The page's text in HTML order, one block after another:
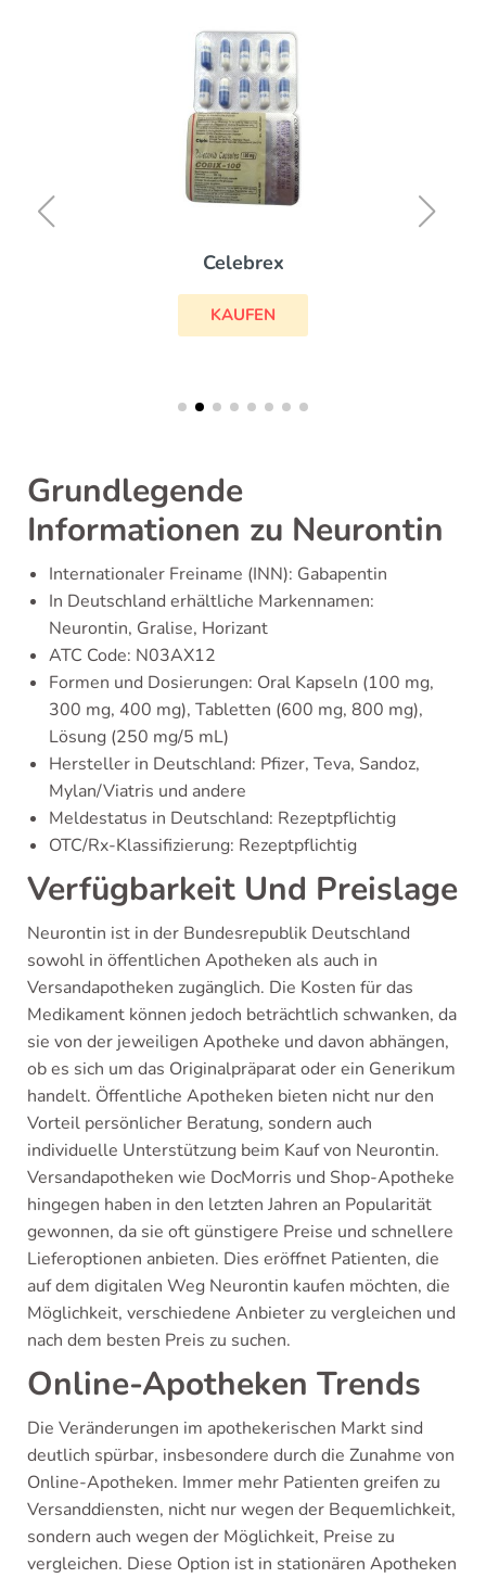
Celebrex
KAUFEN
Grundlegende
Informationen zu Neurontin
Internationaler Freiname (INN): Gabapentin
In Deutschland erhältliche Markennamen:
Neurontin, Gralise, Horizant
ATC Code: N03AX12
Formen und Dosierungen: Oral Kapseln (100 mg,
300 mg, 400 mg), Tabletten (600 mg, 800 mg),
Lösung (250 mg/5 mL)
Hersteller in Deutschland: Pfizer, Teva, Sandoz,
Mylan/Viatris und andere
Meldestatus in Deutschland: Rezeptpflichtig
OTC/Rx-Klassifizierung: Rezeptpflichtig
Verfügbarkeit Und Preislage
Neurontin ist in der Bundesrepublik Deutschland
sowohl in öffentlichen Apotheken als auch in
Versandapotheken zugänglich. Die Kosten für das
Medikament können jedoch beträchtlich schwanken, da
sie von der jeweiligen Apotheke und davon abhängen,
ob es sich um das Originalpräparat oder ein Generikum
handelt. Öffentliche Apotheken bieten nicht nur den
Vorteil persönlicher Beratung, sondern auch
individuelle Unterstützung beim Kauf von Neurontin.
Versandapotheken wie DocMorris und Shop-Apotheke
hingegen haben in den letzten Jahren an Popularität
gewonnen, da sie oft günstigere Preise und schnellere
Lieferoptionen anbieten. Dies eröffnet Patienten, die
auf dem digitalen Weg Neurontin kaufen möchten, die
Möglichkeit, verschiedene Anbieter zu vergleichen und
nach dem besten Preis zu suchen.
Online-Apotheken Trends
Die Veränderungen im apothekerischen Markt sind
deutlich spürbar, insbesondere durch die Zunahme von
Online-Apotheken. Immer mehr Patienten greifen zu
Versanddiensten, nicht nur wegen der Bequemlichkeit,
sondern auch wegen der Möglichkeit, Preise zu
vergleichen. Diese Option ist in stationären Apotheken